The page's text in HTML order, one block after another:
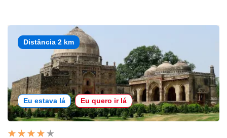
Distância 2 km
Eu estava lá Eu quero ir lá